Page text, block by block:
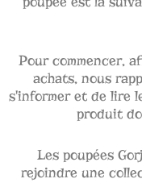
Pour commencer,
achats, nous
s'informer et de lire
produit
Les poupées
rejoindre une